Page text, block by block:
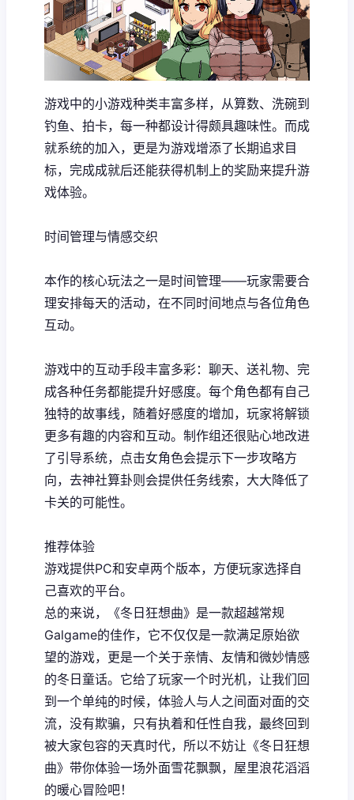
游戏中的小游戏种类丰富多样，从算数、洗碗到
钓鱼、拍卡，每一种都设计得颇具趣味性。而​​成
就系统的加入​​，更是为游戏增添了长期追求目
标，完成成就后还能获得机制上的奖励来提升游
戏体验。
时间管理与情感交织
本作的核心玩法之一是时间管理——玩家需要合
理安排每天的活动，在不同时间地点与各位角色
互动。
游戏中的​​互动手段丰富多彩​​：聊天、送礼物、完
成各种任务都能提升好感度。每个角色都有自己
独特的故事线，随着好感度的增加，玩家将解锁
更多有趣的内容和互动。制作组还很贴心地改进
了引导系统，点击女角色会提示下一步攻略方
向，去神社算卦则会提供任务线索，大大降低了
卡关的可能性。
推荐体验
游戏提供PC和安卓两个版本，方便玩家选择自
己喜欢的平台。
总的来说，《冬日狂想曲》是一款​​超越常规
Galgame的佳作​​，它不仅仅是一款满足原始欲
望的游戏，更是一个关于亲情、友情和微妙情感
的冬日童话。它给了玩家一个时光机，让我们回
到一个单纯的时候，体验人与人之间面对面的交
流，没有欺骗，只有执着和任性自我，最终回到
被大家包容的天真时代，所以不妨让《冬日狂想
曲》带你体验一场​​外面雪花飘飘，屋里浪花滔滔​​
的暖心冒险吧！